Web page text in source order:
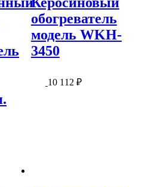
обогреватель
модель WKH-
3450
10 112 ₽